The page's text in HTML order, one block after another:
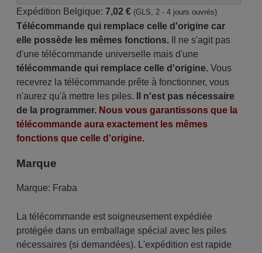
Expédition Belgique: 7,02 € (GLS, 2 - 4 jours ouvrés)
Télécommande qui remplace celle d'origine car
elle possède les mêmes fonctions.Il ne s'agit pas
d'une télécommande universelle mais d'une
télécommande qui remplace celle d'origine.Vous
recevrez la télécommande prête à fonctionner, vous
n'aurez qu'à mettre les piles.
Il n'est pas nécessaire
de la programmer. Nous vous garantissons que la
télécommande aura exactement les mêmes
fonctions que celle d'origine.
Marque
Marque: Fraba
La télécommande est soigneusement expédiée
protégée dans un emballage spécial avec les piles
nécessaires (si demandées). L'expédition est rapide